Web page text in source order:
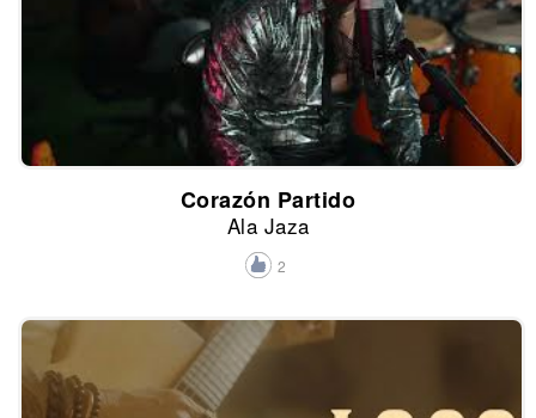
Corazón Partido
Ala Jaza
2